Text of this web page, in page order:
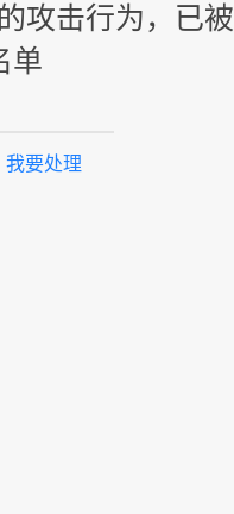
攻击行为，已被
单
我要处理